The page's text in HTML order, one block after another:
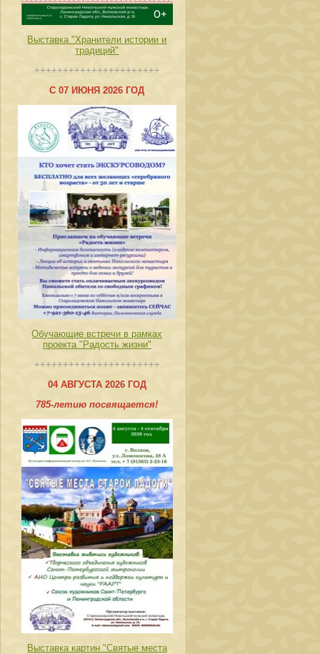
Выставка "Хранители истории и
традиций"
++++++++++++++++++++++
С 07 ИЮНЯ 2026 ГОД
Обучающие встречи в рамках
проекта "Радость жизни"
++++++++++++++++++++++
04 АВГУСТА 2026 ГОД
785-летию посвящается!
Выставка картин "Святые места